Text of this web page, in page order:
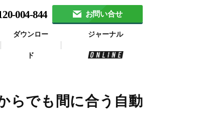
ダウンロー
ド
ジャーナル
004-844 お問い合せ
らでも間に合う自動